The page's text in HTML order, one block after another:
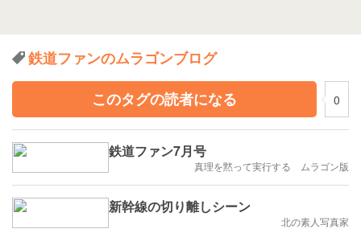
鉄道ファンのムラゴンブログ
このタグの読者になる
0
鉄道ファン7月号
真理を黙って実行する ムラゴン版
新幹線の切り離しシーン
北の素人写真家